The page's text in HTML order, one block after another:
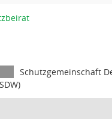
Schutzgemeinschaft